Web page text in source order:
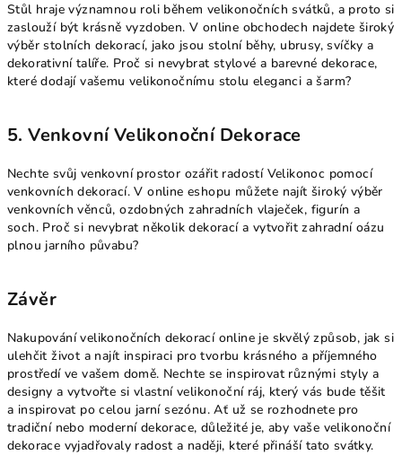
Stůl hraje významnou roli během velikonočních svátků, a proto si
zaslouží být krásně vyzdoben. V online obchodech najdete široký
výběr stolních dekorací, jako jsou stolní běhy, ubrusy, svíčky a
dekorativní talíře. Proč si nevybrat stylové a barevné dekorace,
které dodají vašemu velikonočnímu stolu eleganci a šarm?
5. Venkovní Velikonoční Dekorace
Nechte svůj venkovní prostor ozářit radostí Velikonoc pomocí
venkovních dekorací. V online eshopu můžete najít široký výběr
venkovních věnců, ozdobných zahradních vlaječek, figurín a
soch. Proč si nevybrat několik dekorací a vytvořit zahradní oázu
plnou jarního půvabu?
Závěr
Nakupování velikonočních dekorací online je skvělý způsob, jak si
ulehčit život a najít inspiraci pro tvorbu krásného a příjemného
prostředí ve vašem domě. Nechte se inspirovat různými styly a
designy a vytvořte si vlastní velikonoční ráj, který vás bude těšit
a inspirovat po celou jarní sezónu. Ať už se rozhodnete pro
tradiční nebo moderní dekorace, důležité je, aby vaše velikonoční
dekorace vyjadřovaly radost a naději, které přináší tato svátky.